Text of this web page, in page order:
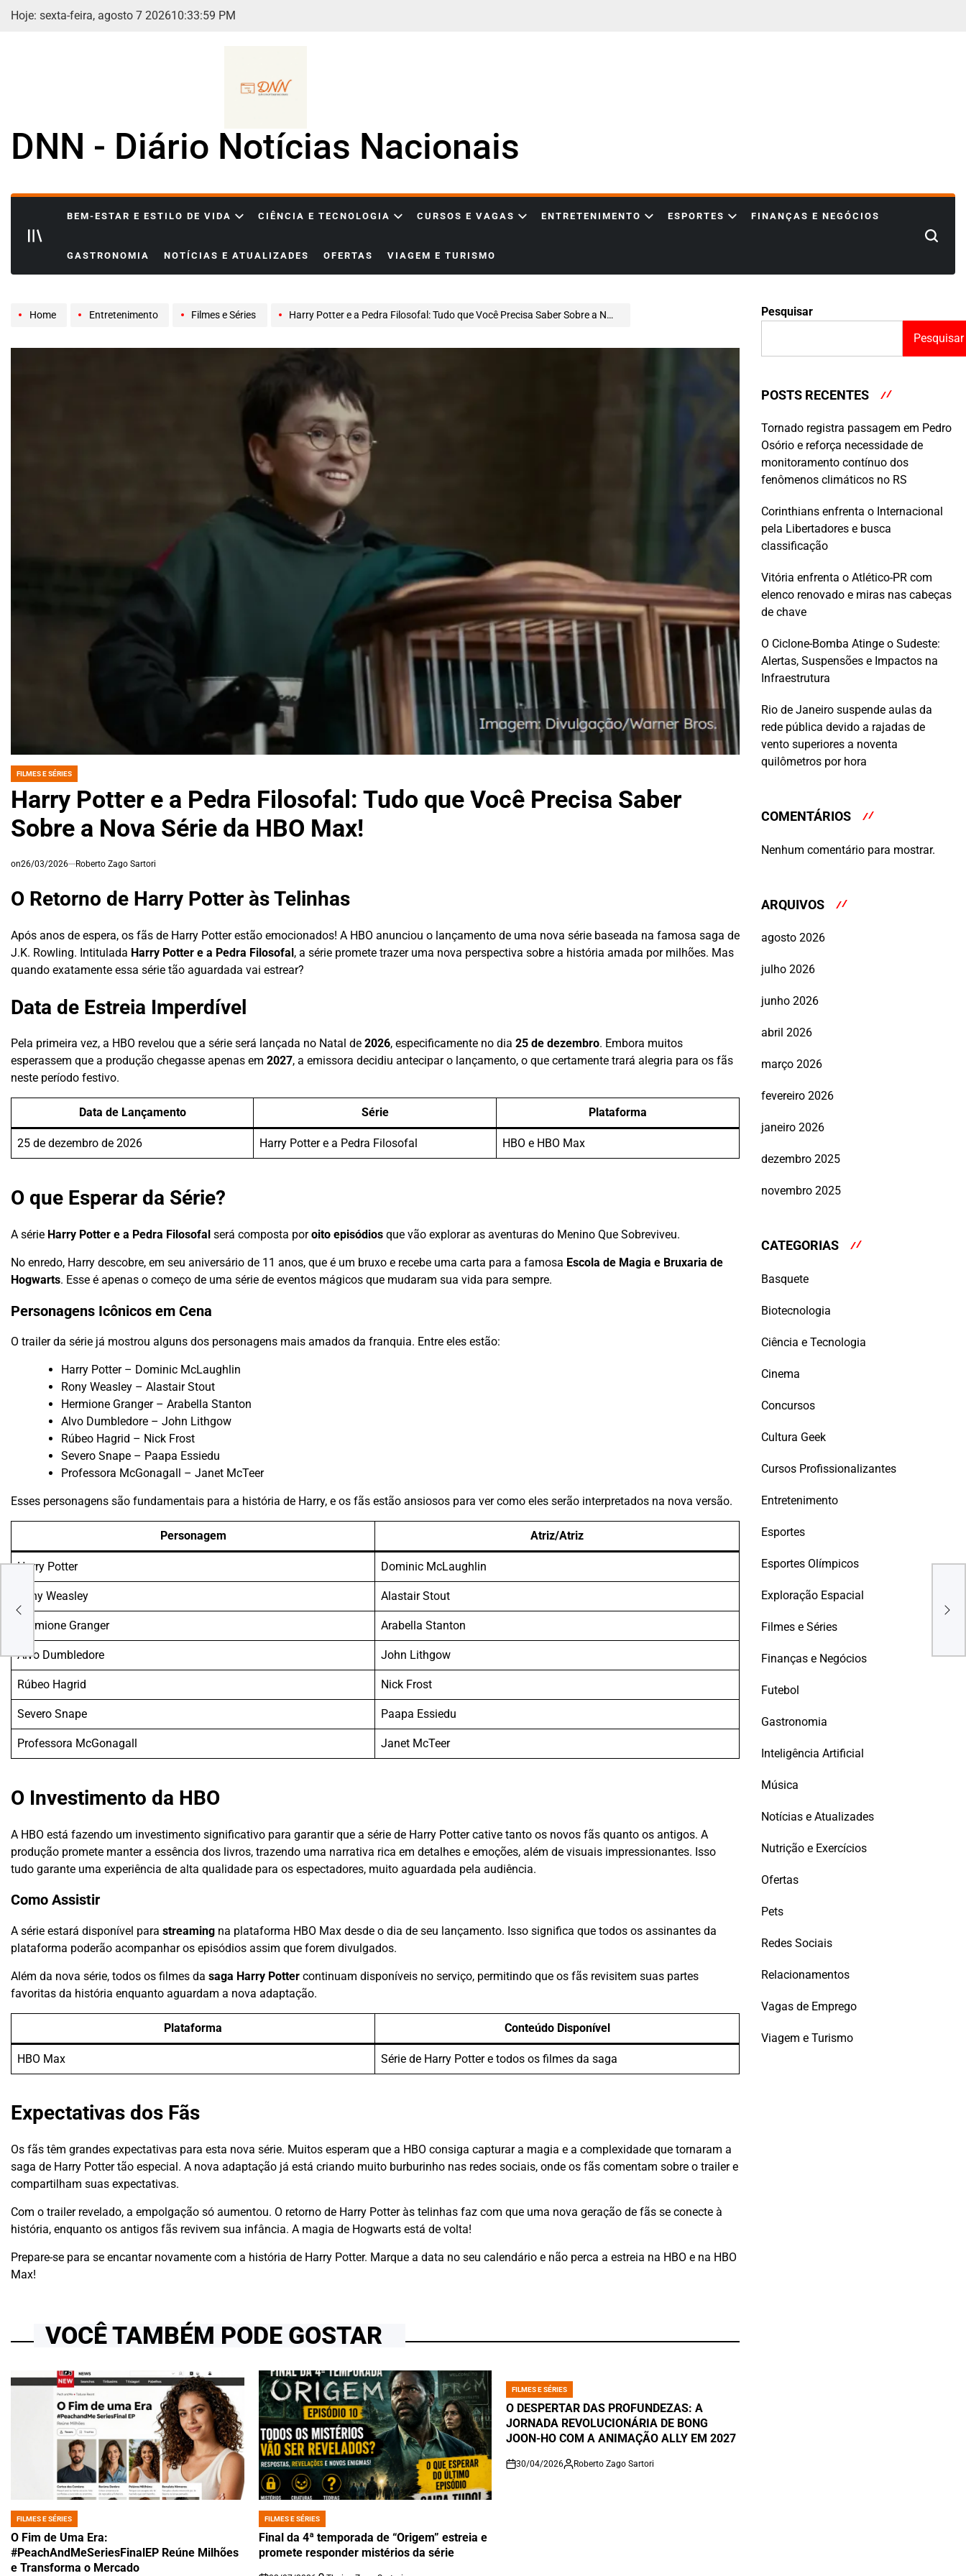
Skip
Hoje: sexta-feira, agosto 7 202610:34:01 PM
DNN - Diário Notícias Nacionais
BEM-ESTAR E ESTILO DE VIDA CIÊNCIA E TECNOLOGIA CURSOS E VAGAS ENTRETENIMENTO ESPORTES FINANÇAS E NEGÓCIOS
GASTRONOMIA NOTÍCIAS E ATUALIZADES OFERTAS VIAGEM E TURISMO
Search
Home Entretenimento Filmes e Séries Harry Potter e a Pedra Filosofal: Tudo que Você Precisa Saber Sobre a Nova Série da HBO Max!
POSTED
FILMES E SÉRIES
Harry Potter e a Pedra Filosofal: Tudo que Você Precisa Saber
Sobre a Nova Série da HBO Max!
on26/03/2026 Roberto Zago Sartori
O Retorno de Harry Potter às Telinhas
Após anos de espera, os fãs de Harry Potter estão emocionados! A HBO anunciou o lançamento de uma nova série baseada na famosa saga de
J.K. Rowling. Intitulada Harry Potter e a Pedra Filosofal, a série promete trazer uma nova perspectiva sobre a história amada por milhões. Mas
quando exatamente essa série tão aguardada vai estrear?
Data de Estreia Imperdível
Pela primeira vez, a HBO revelou que a série será lançada no Natal de 2026, especificamente no dia 25 de dezembro. Embora muitos
esperassem que a produção chegasse apenas em 2027, a emissora decidiu antecipar o lançamento, o que certamente trará alegria para os fãs
neste período festivo.
Data de Lançamento Série Plataforma
25 de dezembro de 2026 Harry Potter e a Pedra Filosofal HBO e HBO Max
O que Esperar da Série?
A série Harry Potter e a Pedra Filosofal será composta poroito episódios que vão explorar as aventuras do Menino Que Sobreviveu.
No enredo, Harry descobre, em seu aniversário de 11 anos, que é um bruxo e recebe uma carta para a famosa Escola de Magia e Bruxaria de
Hogwarts. Esse é apenas o começo de uma série de eventos mágicos que mudaram sua vida para sempre.
Personagens Icônicos em Cena
O trailer da série já mostrou alguns dos personagens mais amados da franquia. Entre eles estão:
Harry Potter – Dominic McLaughlin
Rony Weasley – Alastair Stout
Hermione Granger – Arabella Stanton
Alvo Dumbledore – John Lithgow
Rúbeo Hagrid – Nick Frost
Severo Snape – Paapa Essiedu
Professora McGonagall – Janet McTeer
Esses personagens são fundamentais para a história de Harry, e os fãs estão ansiosos para ver como eles serão interpretados na nova versão.
Personagem Atriz/Atriz
Harry Potter Dominic McLaughlin
Rony Weasley Alastair Stout
Hermione Granger Arabella Stanton
Alvo Dumbledore John Lithgow
Rúbeo Hagrid Nick Frost
Severo Snape Paapa Essiedu
Professora McGonagall Janet McTeer
O Investimento da HBO
A HBO está fazendo um investimento significativo para garantir que a série de Harry Potter cative tanto os novos fãs quanto os antigos. A
produção promete manter a essência dos livros, trazendo uma narrativa rica em detalhes e emoções, além de visuais impressionantes. Isso
tudo garante uma experiência de alta qualidade para os espectadores, muito aguardada pela audiência.
Como Assistir
A série estará disponível para streaming na plataforma HBO Max desde o dia de seu lançamento. Isso significa que todos os assinantes da
plataforma poderão acompanhar os episódios assim que forem divulgados.
Além da nova série, todos os filmes da saga Harry Potter continuam disponíveis no serviço, permitindo que os fãs revisitem suas partes
favoritas da história enquanto aguardam a nova adaptação.
Plataforma Conteúdo Disponível
HBO Max Série de Harry Potter e todos os filmes da saga
Expectativas dos Fãs
Os fãs têm grandes expectativas para esta nova série. Muitos esperam que a HBO consiga capturar a magia e a complexidade que tornaram a
saga de Harry Potter tão especial. A nova adaptação já está criando muito burburinho nas redes sociais, onde os fãs comentam sobre o trailer e
compartilham suas expectativas.
Com o trailer revelado, a empolgação só aumentou. O retorno de Harry Potter às telinhas faz com que uma nova geração de fãs se conecte à
história, enquanto os antigos fãs revivem sua infância. A magia de Hogwarts está de volta!
Prepare-se para se encantar novamente com a história de Harry Potter. Marque a data no seu calendário e não perca a estreia na HBO e na HBO
Max!
VOCÊ TAMBÉM PODE GOSTAR
POSTED
IN
FILMES E SÉRIES
O Fim de Uma Era:
#PeachAndMeSeriesFinalEP Reúne Milhões
e Transforma o Mercado
POSTED
IN
FILMES E SÉRIES
Final da 4ª temporada de “Origem” estreia e
promete responder mistérios da série
POSTED
IN
FILMES E SÉRIES
O DESPERTAR DAS PROFUNDEZAS: A
JORNADA REVOLUCIONÁRIA DE BONG
JOON-HO COM A ANIMAÇÃO ALLY EM 2027
on
30/04/2026 Roberto Zago Sartori
o
Pesquisar
Pesquisar
POSTS RECENTES
Tornado registra passagem em Pedro
Osório e reforça necessidade de
monitoramento contínuo dos
fenômenos climáticos no RS
Corinthians enfrenta o Internacional
pela Libertadores e busca
classificação
Vitória enfrenta o Atlético-PR com
elenco renovado e miras nas cabeças
de chave
O Ciclone-Bomba Atinge o Sudeste:
Alertas, Suspensões e Impactos na
Infraestrutura
Rio de Janeiro suspende aulas da
rede pública devido a rajadas de
vento superiores a noventa
quilômetros por hora
COMENTÁRIOS
Nenhum comentário para mostrar.
ARQUIVOS
agosto 2026
julho 2026
junho 2026
abril 2026
março 2026
fevereiro 2026
janeiro 2026
dezembro 2025
novembro 2025
CATEGORIAS
Basquete
Biotecnologia
Ciência e Tecnologia
Cinema
Concursos
Cultura Geek
Cursos Profissionalizantes
Entretenimento
Esportes
Esportes Olímpicos
Exploração Espacial
Filmes e Séries
Finanças e Negócios
Futebol
Gastronomia
Inteligência Artificial
Música
Notícias e Atualizades
Nutrição e Exercícios
Ofertas
Pets
Redes Sociais
Relacionamentos
Vagas de Emprego
Viagem e Turismo